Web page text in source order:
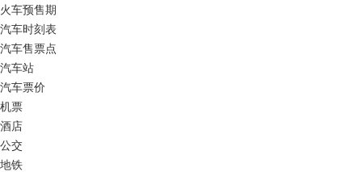
火车预售期
汽车时刻表
汽车售票点
汽车站
汽车票价
机票
酒店
公交
地铁